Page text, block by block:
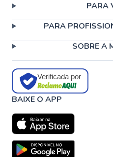
PARA
PARA
SOBRE A
Verificada por
BAIXE O APP